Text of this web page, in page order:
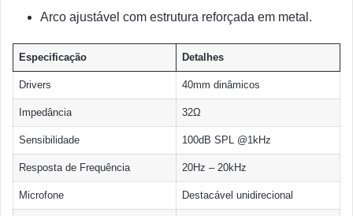
Arco ajustável com estrutura reforçada em metal.
Especificação Detalhes
Drivers 40mm dinâmicos
Impedância 32Ω
Sensibilidade 100dB SPL @1kHz
Resposta de Frequência 20Hz – 20kHz
Microfone Destacável unidirecional